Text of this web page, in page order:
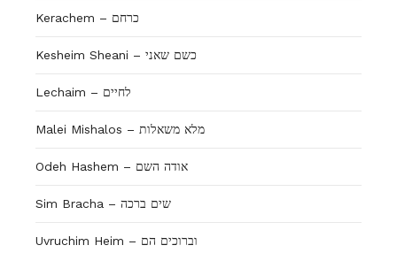
Kerachem – כרחם
Kesheim Sheani – כשם שאני
Lechaim – לחיים
Malei Mishalos – מלא משאלות
Odeh Hashem – אודה השם
Sim Bracha – שים ברכה
Uvruchim Heim – וברוכים הם